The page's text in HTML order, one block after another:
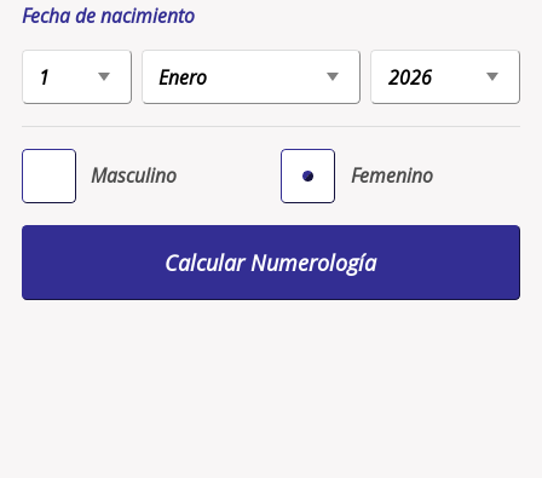
Fecha de nacimiento
Masculino Femenino